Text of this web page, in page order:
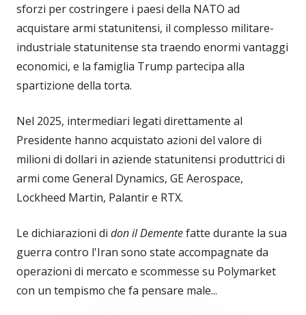
sforzi per costringere i paesi della NATO ad
acquistare armi statunitensi, il complesso militare-
industriale statunitense sta traendo enormi vantaggi
economici, e la famiglia Trump partecipa alla
spartizione della torta.
Nel 2025, intermediari legati direttamente al
Presidente hanno acquistato azioni del valore di
milioni di dollari in aziende statunitensi produttrici di
armi come General Dynamics, GE Aerospace,
Lockheed Martin, Palantir e RTX.
Le dichiarazioni di don il Dementefatte durante la sua
guerra contro l'Iran sono state accompagnate da
operazioni di mercato e scommesse su Polymarket
con un tempismo che fa pensare male...